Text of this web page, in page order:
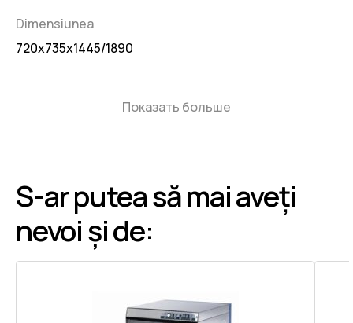
Dimensiunea
720x735x1445/1890
Показать больше
S-ar putea să mai aveți
nevoi și de: